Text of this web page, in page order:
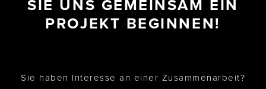
SIE UNS GEMEINSAM EIN
PROJEKT BEGINNEN!
Sie haben Interesse an einer Zusammen­arbeit?